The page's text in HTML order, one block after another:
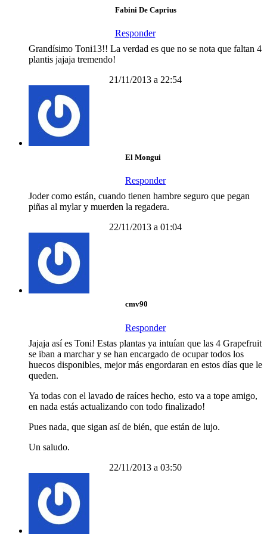
Fabini De Caprius
Responder
Grandísimo Toni13!! La verdad es que no se nota que faltan 4
plantis jajaja tremendo!
21/11/2013 a 22:54
El Mongui
Responder
Joder como están, cuando tienen hambre seguro que pegan
piñas al mylar y muerden la regadera.
22/11/2013 a 01:04
cmv90
Responder
Jajaja así es Toni! Estas plantas ya intuían que las 4 Grapefruit
se iban a marchar y se han encargado de ocupar todos los
huecos disponibles, mejor más engordaran en estos días que le
queden.
Ya todas con el lavado de raíces hecho, esto va a tope amigo,
en nada estás actualizando con todo finalizado!
Pues nada, que sigan así de bién, que están de lujo.
Un saludo.
22/11/2013 a 03:50